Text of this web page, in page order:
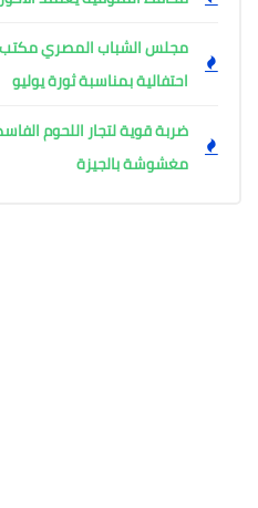
مجلس الشباب المصري مكتب
احتفالية بمناسبة ثورة يوليو
مغشوشة بالجيزة